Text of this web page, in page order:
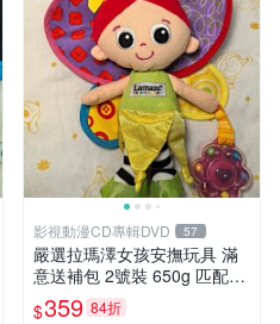
影視動漫CD專輯DVD 57
嚴選拉瑪澤女孩安撫玩具 滿
意送補包 2號裝 650g 匹配嬰
幼童舒壓好伴侶 女孩專用 安
心選擇 安撫玩偶 衝包 玩具
$359 84折